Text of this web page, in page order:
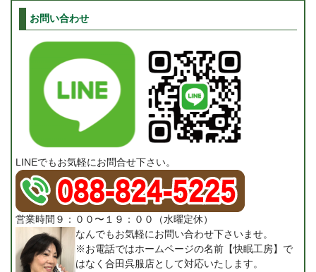
お問い合わせ
LINEでもお気軽にお問合せ下さい。
営業時間９：００〜１９：００（水曜定休）
なんでもお気軽にお問い合わせ下さいませ。
※お電話ではホームページの名前【快眠工房】で
はなく合田呉服店として対応いたします。